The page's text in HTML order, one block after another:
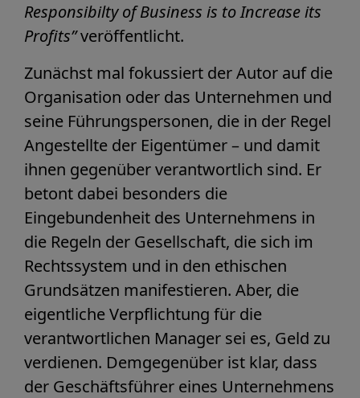
Responsibilty of Business is to Increase its
Profits”veröffentlicht.
Zunächst mal fokussiert der Autor auf die
Organisation oder das Unternehmen und
seine Führungspersonen, die in der Regel
Angestellte der Eigentümer – und damit
ihnen gegenüber verantwortlich sind. Er
betont dabei besonders die
Eingebundenheit des Unternehmens in
die Regeln der Gesellschaft, die sich im
Rechtssystem und in den ethischen
Grundsätzen manifestieren. Aber, die
eigentliche Verpflichtung für die
verantwortlichen Manager sei es, Geld zu
verdienen. Demgegenüber ist klar, dass
der Geschäftsführer eines Unternehmens